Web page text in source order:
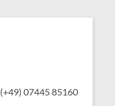
(+49) 07445 85160